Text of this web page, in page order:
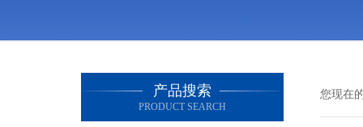
产品搜索
PRODUCT SEARCH
您现在